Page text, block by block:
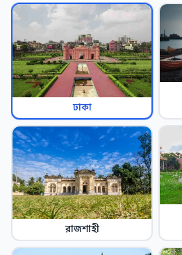
ঢাকা
রাজশাহী